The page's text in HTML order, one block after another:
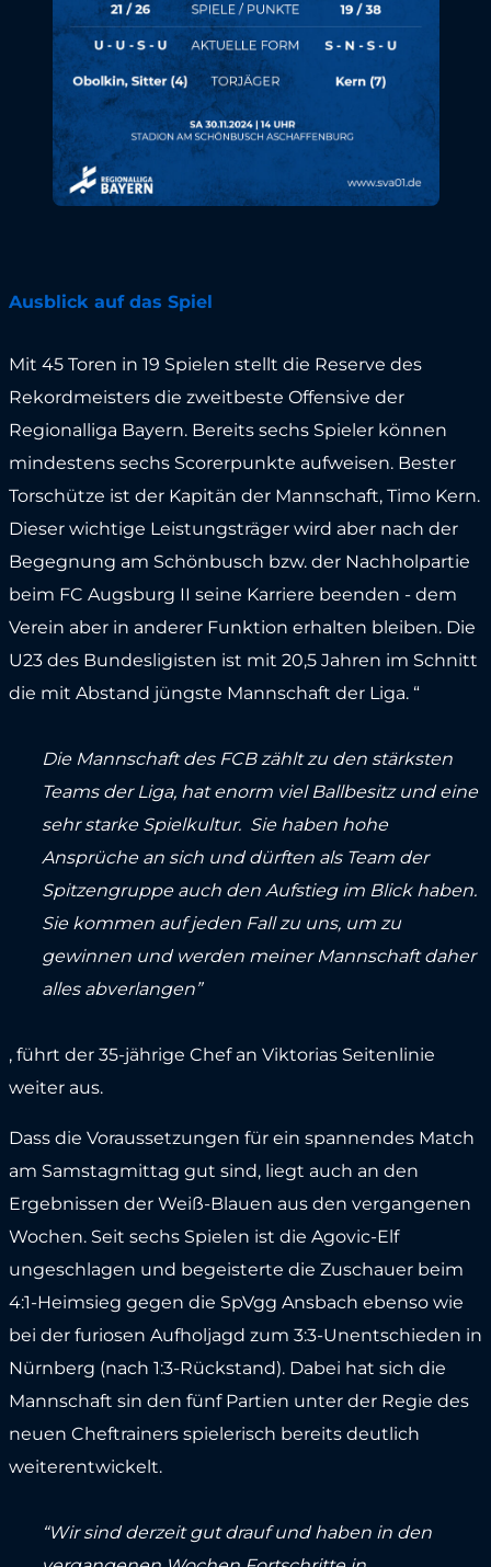
Ausblick auf das Spiel
Mit 45 Toren in 19 Spielen stellt die Reserve des
Rekordmeisters die zweitbeste Offensive der
Regionalliga Bayern. Bereits sechs Spieler können
mindestens sechs Scorerpunkte aufweisen. Bester
Torschütze ist der Kapitän der Mannschaft, Timo Kern.
Dieser wichtige Leistungsträger wird aber nach der
Begegnung am Schönbusch bzw. der Nachholpartie
beim FC Augsburg II seine Karriere beenden - dem
Verein aber in anderer Funktion erhalten bleiben. Die
U23 des Bundesligisten ist mit 20,5 Jahren im Schnitt
die mit Abstand jüngste Mannschaft der Liga. “
Die Mannschaft des FCB zählt zu den stärksten
Teams der Liga, hat enorm viel Ballbesitz und eine
sehr starke Spielkultur. Sie haben hohe
Ansprüche an sich und dürften als Team der
Spitzengruppe auch den Aufstieg im Blick haben.
Sie kommen auf jeden Fall zu uns, um zu
gewinnen und werden meiner Mannschaft daher
alles abverlangen”
, führt der 35-jährige Chef an Viktorias Seitenlinie
weiter aus.
Dass die Voraussetzungen für ein spannendes Match
am Samstagmittag gut sind, liegt auch an den
Ergebnissen der Weiß-Blauen aus den vergangenen
Wochen. Seit sechs Spielen ist die Agovic-Elf
ungeschlagen und begeisterte die Zuschauer beim
4:1-Heimsieg gegen die SpVgg Ansbach ebenso wie
bei der furiosen Aufholjagd zum 3:3-Unentschieden in
Nürnberg (nach 1:3-Rückstand). Dabei hat sich die
Mannschaft sin den fünf Partien unter der Regie des
neuen Cheftrainers spielerisch bereits deutlich
weiterentwickelt.
“Wir sind derzeit gut drauf und haben in den